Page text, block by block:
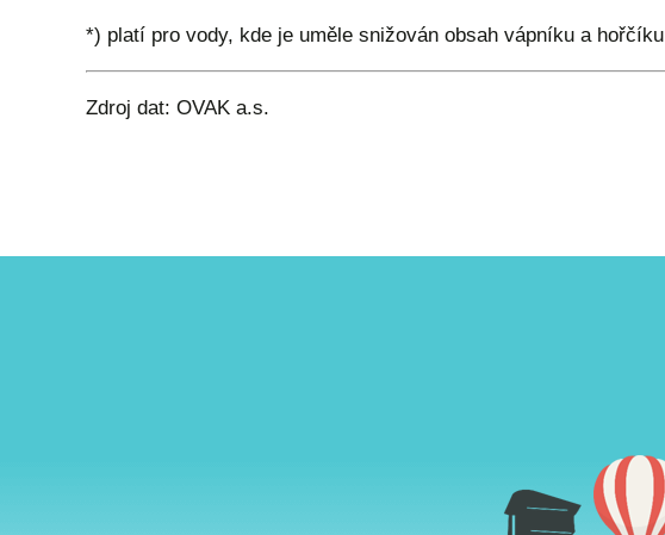
*) platí pro vody, kde je uměle snižován obsah vápníku a hořčíku
Zdroj dat: OVAK a.s.